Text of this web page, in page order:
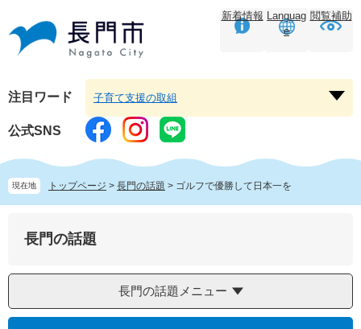
頭
す。
飛
し
本
文
へ
新着情報 Languag
e
閲覧補助
注目ワード
ー
子育て支援の取組
公式SNS
現在地 トップページ > 長門の話題 > ゴルフで優勝して日本一を
長門の話題
長門の話題メニュー